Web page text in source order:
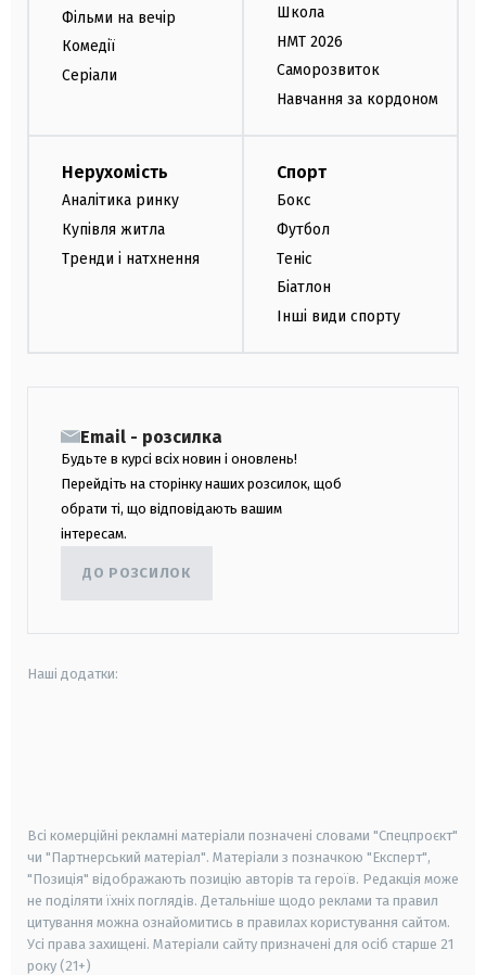
Фільми на вечір
Комедії
Серіали
Школа
НМТ 2026
Саморозвиток
Навчання за кордоном
Нерухомість
Аналітика ринку
Купівля житла
Тренди і натхнення
Спорт
Бокс
Футбол
Теніс
Біатлон
Інші види спорту
Email - розсилка
Будьте в курсі всіх новин і оновлень!
Перейдіть на сторінку наших розсилок, щоб
обрати ті, що відповідають вашим
інтересам.
ДО РОЗСИЛОК
Наші додатки:
Всі комерційні рекламні матеріали позначені словами "Спецпроєкт"
чи "Партнерський матеріал". Матеріали з позначкою "Експерт",
"Позиція" відображають позицію авторів та героїв. Редакція може
не поділяти їхніх поглядів. Детальніше щодо реклами та правил
цитування можна ознайомитись в правилах користування сайтом.
Усі права захищені. Матеріали сайту призначені для осіб старше 21
року (21+)